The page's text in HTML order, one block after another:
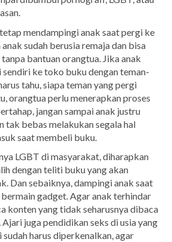
mendampingi anak saat pergi ke
sudah berusia remaja dan bisa
bantuan orangtua. Jika anak
ke toko buku dengan teman-
tahu, siapa teman yang pergi
orangtua perlu menerapkan proses
jangan sampai anak justru
tak bebas melakukan segala hal
saat membeli buku.
LGBT di masyarakat, diharapkan
dengan teliti buku yang akan
Dan sebaiknya, dampingi anak saat
gadget. Agar anak terhindar
konten yang tidak seharusnya dibaca
juga pendidikan seks di usia yang
harus diperkenalkan, agar